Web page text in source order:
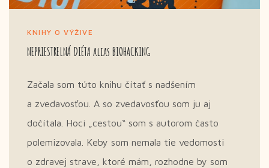
KNIHY O VÝŽIVE
NEPRIESTRELNÁ DIÉTA alias BIOHACKING
Začala som túto knihu čítať s nadšením
a zvedavosťou. A so zvedavosťou som ju aj
dočítala. Hoci „cestou“ som s autorom často
polemizovala. Keby som nemala tie vedomosti
o zdravej strave, ktoré mám, rozhodne by som